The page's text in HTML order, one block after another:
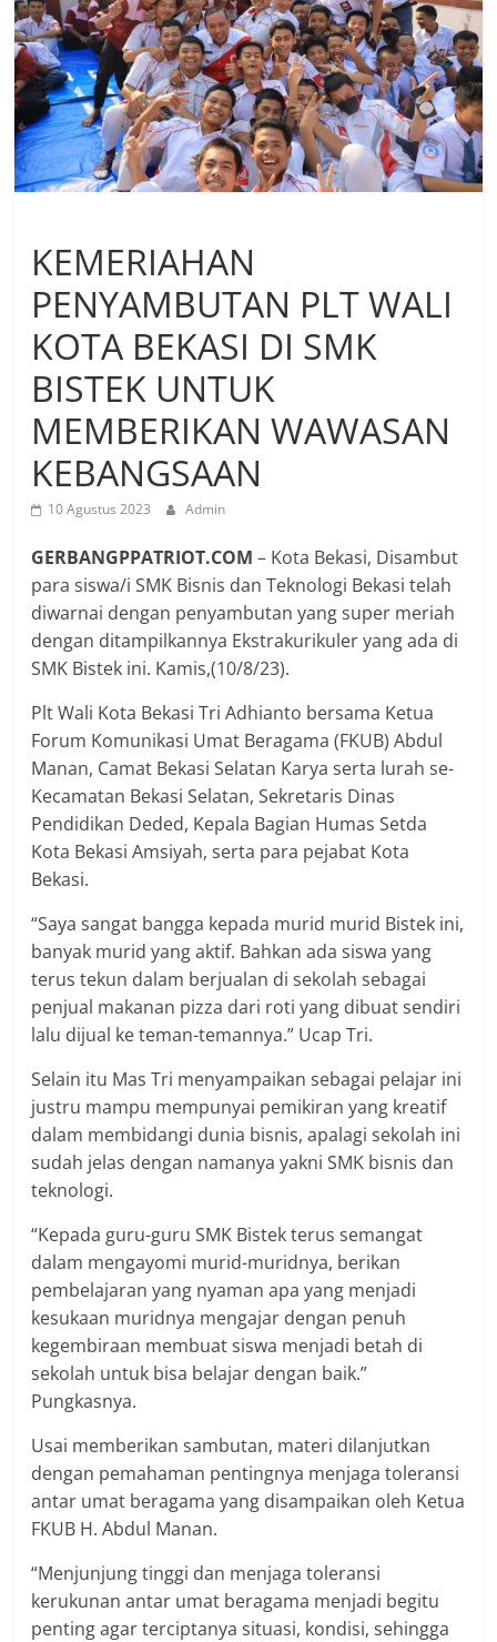
KEMERIAHAN
PENYAMBUTAN PLT WALI
KOTA BEKASI DI SMK
BISTEK UNTUK
MEMBERIKAN WAWASAN
KEBANGSAAN
10 Agustus 2023 Admin
GERBANGPPATRIOT.COM– Kota Bekasi, Disambut
para siswa/i SMK Bisnis dan Teknologi Bekasi telah
diwarnai dengan penyambutan yang super meriah
dengan ditampilkannya Ekstrakurikuler yang ada di
SMK Bistek ini. Kamis,(10/8/23).
Plt Wali Kota Bekasi Tri Adhianto bersama Ketua
Forum Komunikasi Umat Beragama (FKUB) Abdul
Manan, Camat Bekasi Selatan Karya serta lurah se-
Kecamatan Bekasi Selatan, Sekretaris Dinas
Pendidikan Deded, Kepala Bagian Humas Setda
Kota Bekasi Amsiyah, serta para pejabat Kota
Bekasi.
“Saya sangat bangga kepada murid murid Bistek ini,
banyak murid yang aktif. Bahkan ada siswa yang
terus tekun dalam berjualan di sekolah sebagai
penjual makanan pizza dari roti yang dibuat sendiri
lalu dijual ke teman-temannya.” Ucap Tri.
Selain itu Mas Tri menyampaikan sebagai pelajar ini
justru mampu mempunyai pemikiran yang kreatif
dalam membidangi dunia bisnis, apalagi sekolah ini
sudah jelas dengan namanya yakni SMK bisnis dan
teknologi.
“Kepada guru-guru SMK Bistek terus semangat
dalam mengayomi murid-muridnya, berikan
pembelajaran yang nyaman apa yang menjadi
kesukaan muridnya mengajar dengan penuh
kegembiraan membuat siswa menjadi betah di
sekolah untuk bisa belajar dengan baik.”
Pungkasnya.
Usai memberikan sambutan, materi dilanjutkan
dengan pemahaman pentingnya menjaga toleransi
antar umat beragama yang disampaikan oleh Ketua
FKUB H. Abdul Manan.
“Menjunjung tinggi dan menjaga toleransi
kerukunan antar umat beragama menjadi begitu
penting agar terciptanya situasi, kondisi, sehingga